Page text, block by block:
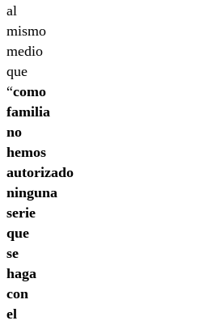
al
mismo
medio
que
“como
familia
no
hemos
autorizado
ninguna
serie
que
se
haga
con
el